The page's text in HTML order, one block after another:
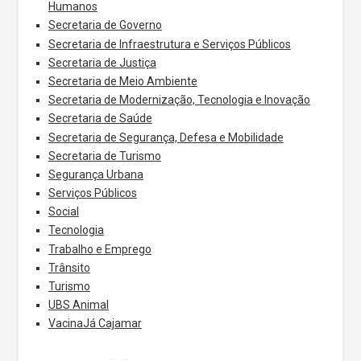
Humanos
Secretaria de Governo
Secretaria de Infraestrutura e Serviços Públicos
Secretaria de Justiça
Secretaria de Meio Ambiente
Secretaria de Modernização, Tecnologia e Inovação
Secretaria de Saúde
Secretaria de Segurança, Defesa e Mobilidade
Secretaria de Turismo
Segurança Urbana
Serviços Públicos
Social
Tecnologia
Trabalho e Emprego
Trânsito
Turismo
UBS Animal
VacinaJá Cajamar